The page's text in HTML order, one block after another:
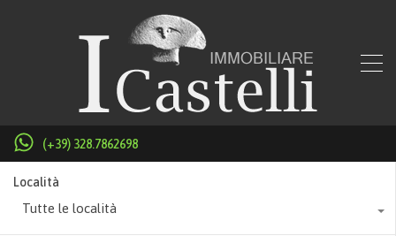
(+39) 328.7862698
Località
Tutte le località